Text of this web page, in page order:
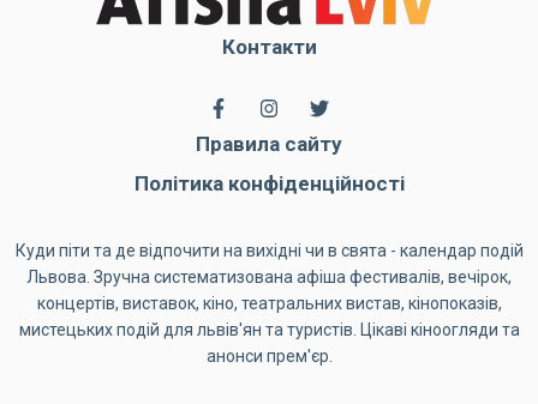
Контакти
Правила сайту
Політика конфіденційності
Куди піти та де відпочити на вихідні чи в свята - календар подій
Львова. Зручна систематизована афіша фестивалів, вечірок,
концертів, виставок, кіно, театральних вистав, кінопоказів,
мистецьких подій для львів'ян та туристів. Цікаві кіноогляди та
анонси прем'єр.